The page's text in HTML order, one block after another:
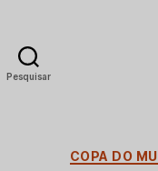
Pesquisar
COPA DO